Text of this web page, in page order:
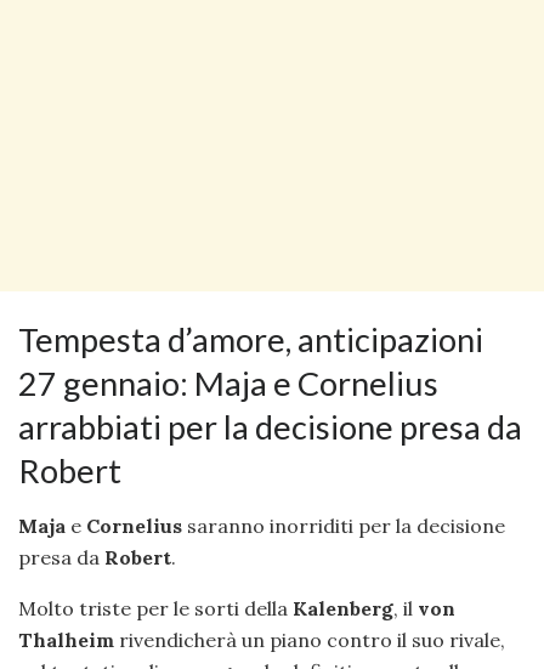
Tempesta d’amore, anticipazioni
27 gennaio: Maja e Cornelius
arrabbiati per la decisione presa da
Robert
Maja e Cornelius saranno inorriditi per la decisione
presa da Robert.
Molto triste per le sorti della Kalenberg, il von
Thalheim rivendicherà un piano contro il suo rivale,